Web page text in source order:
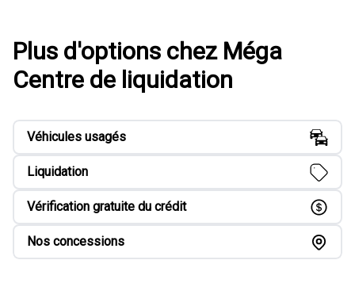
Plus d'options chez Méga
Centre de liquidation
Véhicules usagés
Liquidation
Vérification gratuite du crédit
Nos concessions